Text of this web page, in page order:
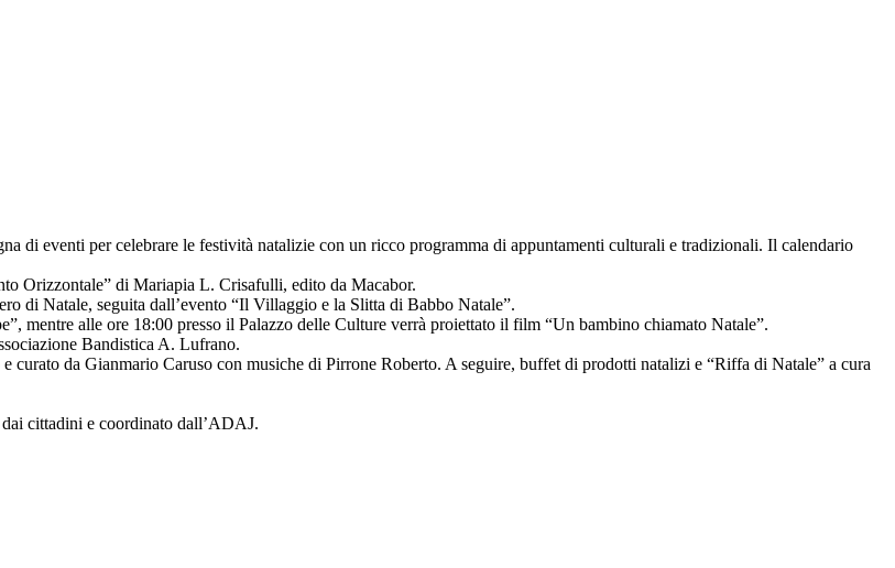
di eventi per celebrare le festività natalizie con un ricco programma di appuntamenti culturali e tradizionali. Il calendario
Orizzontale” di Mariapia L. Crisafulli, edito da Macabor.
di Natale, seguita dall’evento “Il Villaggio e la Slitta di Babbo Natale”.
mentre alle ore 18:00 presso il Palazzo delle Culture verrà proiettato il film “Un bambino chiamato Natale”.
Bandistica A. Lufrano.
da Gianmario Caruso con musiche di Pirrone Roberto. A seguire, buffet di prodotti natalizi e “Riffa di Natale” a cura
cittadini e coordinato dall’ADAJ.